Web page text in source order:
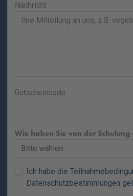
Nachricht
Gutscheincode
Wie haben Sie von der Schulung
Ich habe die
Datenschutzbestimmungen